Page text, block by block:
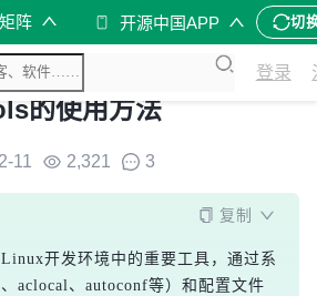
阵 开源中国APP 切
登录
的使用方法
11 2,321 3
复制
开发环境中的重要工具，通过系
aclocal、autoconf等）和配置文件